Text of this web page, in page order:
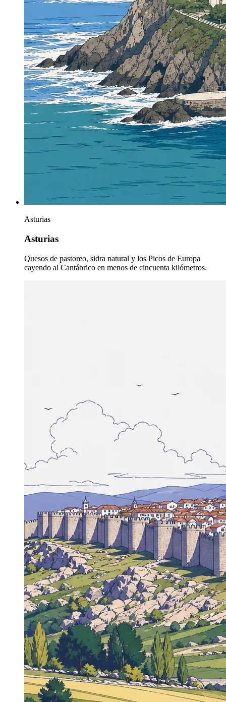
Asturias
Asturias
Quesos de pastoreo, sidra natural y los Picos de Europa
cayendo al Cantábrico en menos de cincuenta kilómetros.